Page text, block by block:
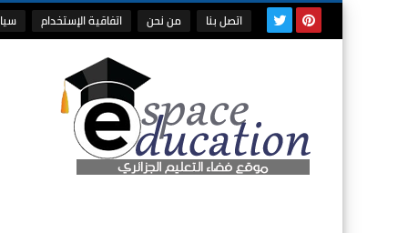
اتصل بنا من نحن اتفاقية الإستخدام